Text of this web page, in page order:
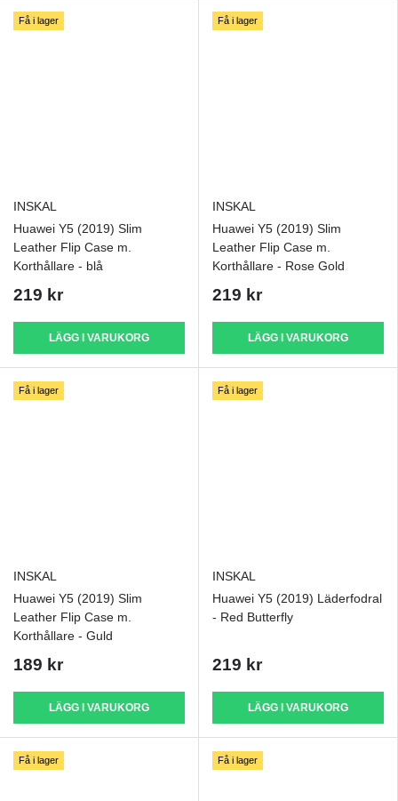
Få i lager
INSKAL
Huawei Y5 (2019) Slim
Leather Flip Case m.
Korthållare - blå
219 kr
LÄGG I VARUKORG
Få i lager
INSKAL
Huawei Y5 (2019) Slim
Leather Flip Case m.
Korthållare - Rose Gold
219 kr
LÄGG I VARUKORG
Få i lager
INSKAL
Huawei Y5 (2019) Slim
Leather Flip Case m.
Korthållare - Guld
189 kr
LÄGG I VARUKORG
Få i lager
INSKAL
Huawei Y5 (2019) Läderfodral
- Red Butterfly
219 kr
LÄGG I VARUKORG
Få i lager Få i lager